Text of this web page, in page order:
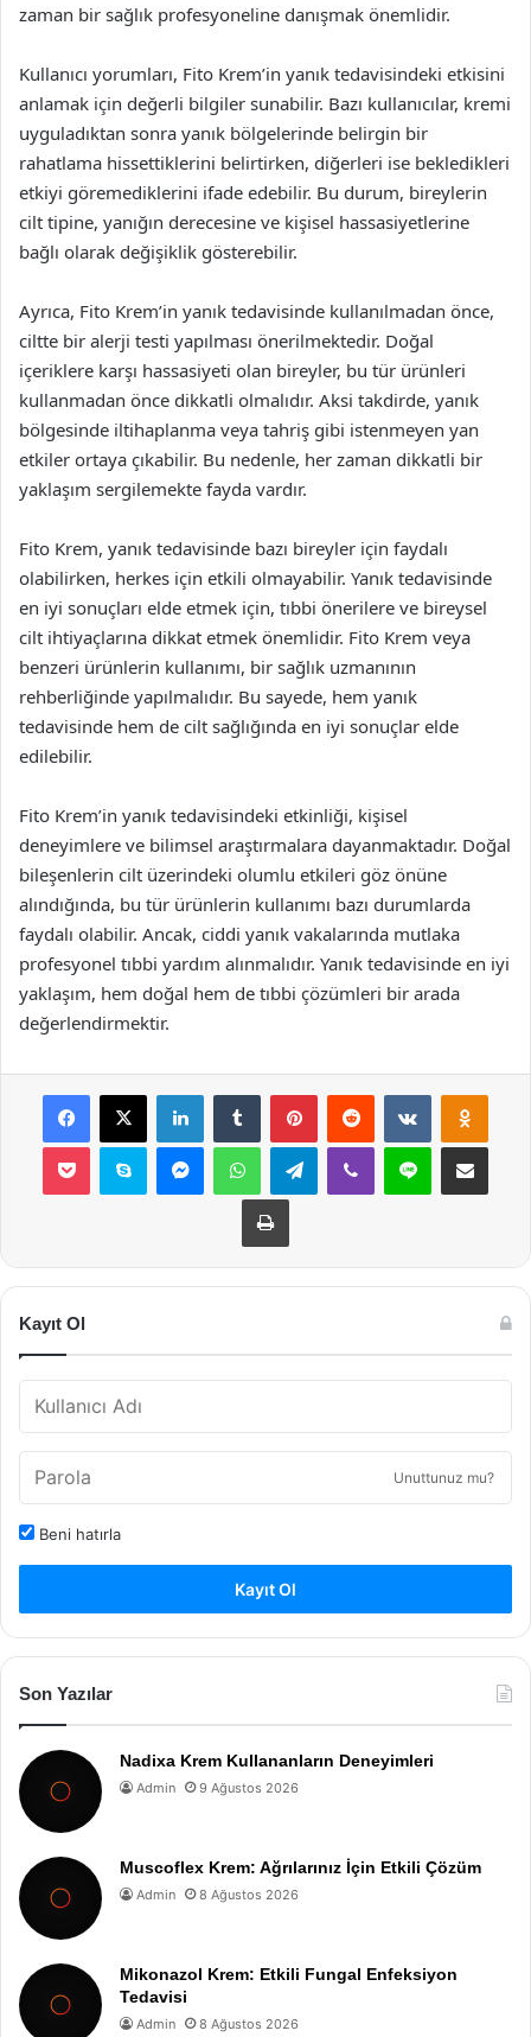
zaman bir sağlık profesyoneline danışmak önemlidir.
Kullanıcı yorumları, Fito Krem’in yanık tedavisindeki etkisini
anlamak için değerli bilgiler sunabilir. Bazı kullanıcılar, kremi
uyguladıktan sonra yanık bölgelerinde belirgin bir
rahatlama hissettiklerini belirtirken, diğerleri ise bekledikleri
etkiyi göremediklerini ifade edebilir. Bu durum, bireylerin
cilt tipine, yanığın derecesine ve kişisel hassasiyetlerine
bağlı olarak değişiklik gösterebilir.
Ayrıca, Fito Krem’in yanık tedavisinde kullanılmadan önce,
ciltte bir alerji testi yapılması önerilmektedir. Doğal
içeriklere karşı hassasiyeti olan bireyler, bu tür ürünleri
kullanmadan önce dikkatli olmalıdır. Aksi takdirde, yanık
bölgesinde iltihaplanma veya tahriş gibi istenmeyen yan
etkiler ortaya çıkabilir. Bu nedenle, her zaman dikkatli bir
yaklaşım sergilemekte fayda vardır.
Fito Krem, yanık tedavisinde bazı bireyler için faydalı
olabilirken, herkes için etkili olmayabilir. Yanık tedavisinde
en iyi sonuçları elde etmek için, tıbbi önerilere ve bireysel
cilt ihtiyaçlarına dikkat etmek önemlidir. Fito Krem veya
benzeri ürünlerin kullanımı, bir sağlık uzmanının
rehberliğinde yapılmalıdır. Bu sayede, hem yanık
tedavisinde hem de cilt sağlığında en iyi sonuçlar elde
edilebilir.
Fito Krem’in yanık tedavisindeki etkinliği, kişisel
deneyimlere ve bilimsel araştırmalara dayanmaktadır. Doğal
bileşenlerin cilt üzerindeki olumlu etkileri göz önüne
alındığında, bu tür ürünlerin kullanımı bazı durumlarda
faydalı olabilir. Ancak, ciddi yanık vakalarında mutlaka
profesyonel tıbbi yardım alınmalıdır. Yanık tedavisinde en iyi
yaklaşım, hem doğal hem de tıbbi çözümleri bir arada
değerlendirmektir.
Facebook
X LinkedInTumblr PinterestReddit VKontakte
Pocket Skype MessengerWhatsAppTelegramViber Line E-Posta ile
Yazdır
Kayıt Ol
Unuttunuz mu?
Beni hatırla
Kayıt Ol
Son Yazılar
Nadixa Krem Kullananların Deneyimleri
Admin 9 Ağustos 2026
Muscoflex Krem: Ağrılarınız İçin Etkili Çözüm
Admin 8 Ağustos 2026
Mikonazol Krem: Etkili Fungal Enfeksiyon
Tedavisi
Admin 8 Ağustos 2026